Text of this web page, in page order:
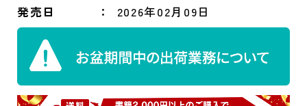
発売日 2026年02月09日